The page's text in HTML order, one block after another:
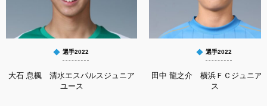
選手2022
大石 息楓 清水エスパルスジュニア
ユース
選手2022
田中 龍之介 横浜ＦＣジュニア
ス